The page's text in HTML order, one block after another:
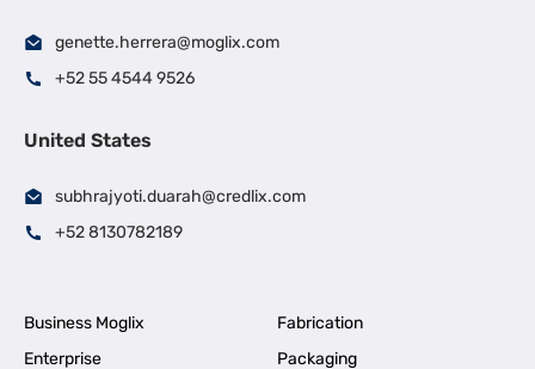
genette.herrera@moglix.com
+52 55 4544 9526
United States
subhrajyoti.duarah@credlix.com
+52 8130782189
Business Moglix
Fabrication
Enterprise
Packaging